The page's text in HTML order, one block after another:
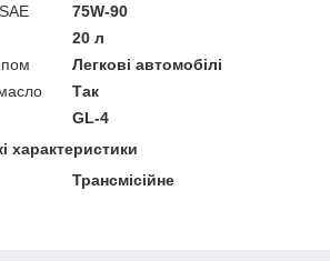
75W-90
20 л
Легкові автомобілі
Так
GL-4
характеристики
Трансмісійне